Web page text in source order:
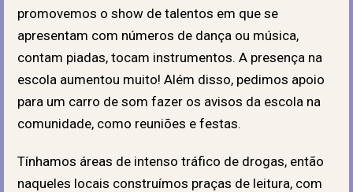
promovemos o show de talentos em que se
apresentam com números de dança ou música,
contam piadas, tocam instrumentos. A presença na
escola aumentou muito! Além disso, pedimos apoio
para um carro de som fazer os avisos da escola na
comunidade, como reuniões e festas.
Tínhamos áreas de intenso tráfico de drogas, então
naqueles locais construímos praças de leitura, com